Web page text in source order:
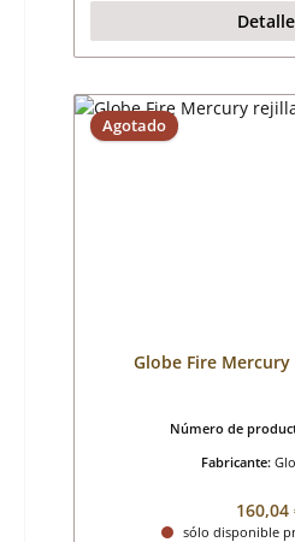
Agotado
Globe Fire
Número de
Fabricante:
Precio
160,04
sólo disponible